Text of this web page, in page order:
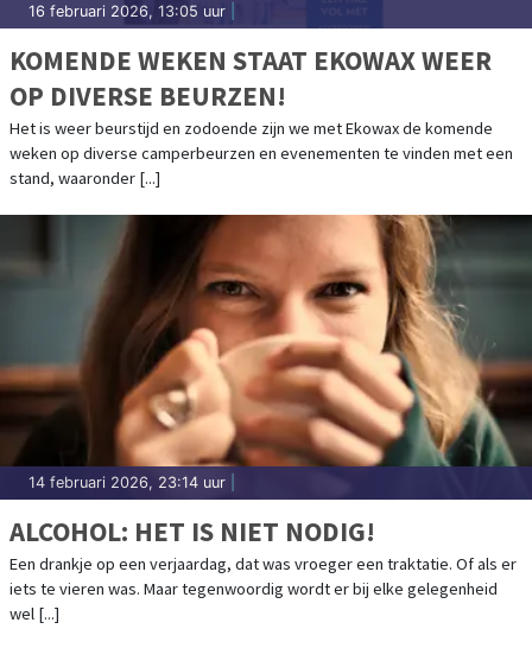
16 februari 2026, 13:05 uur
KOMENDE WEKEN STAAT EKOWAX WEER
OP DIVERSE BEURZEN!
Het is weer beurstijd en zodoende zijn we met Ekowax de komende
weken op diverse camperbeurzen en evenementen te vinden met een
stand, waaronder [...]
14 februari 2026, 23:14 uur
ALCOHOL: HET IS NIET NODIG!
Een drankje op een verjaardag, dat was vroeger een traktatie. Of als er
iets te vieren was. Maar tegenwoordig wordt er bij elke gelegenheid
wel [...]